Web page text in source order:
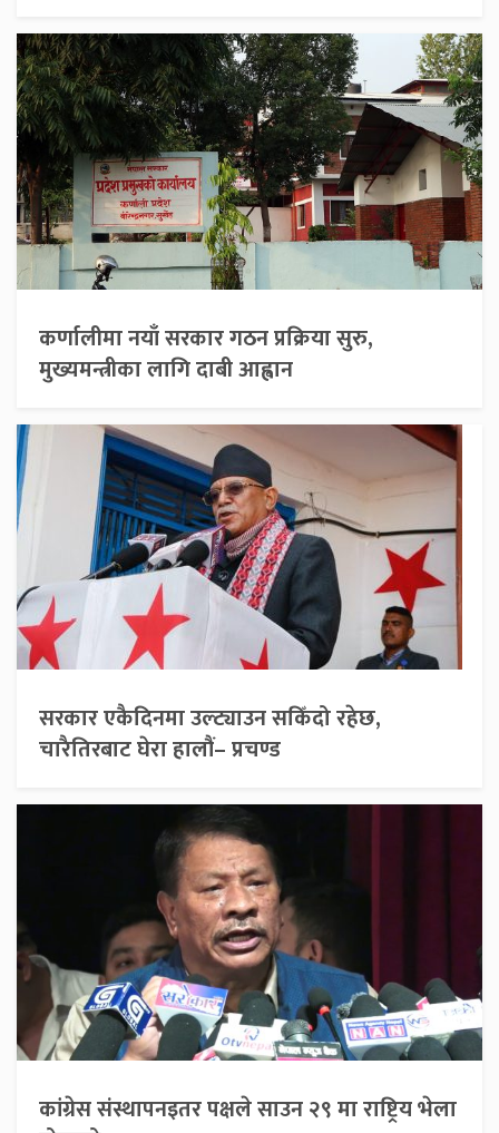
कर्णालीमा नयाँ सरकार गठन प्रक्रिया सुरु,
मुख्यमन्त्रीका लागि दाबी आह्वान
सरकार एकैदिनमा उल्ट्याउन सकिँदो रहेछ,
चारैतिरबाट घेरा हालौं– प्रचण्ड
कांग्रेस संस्थापनइतर पक्षले साउन २९ मा राष्ट्रिय भेला